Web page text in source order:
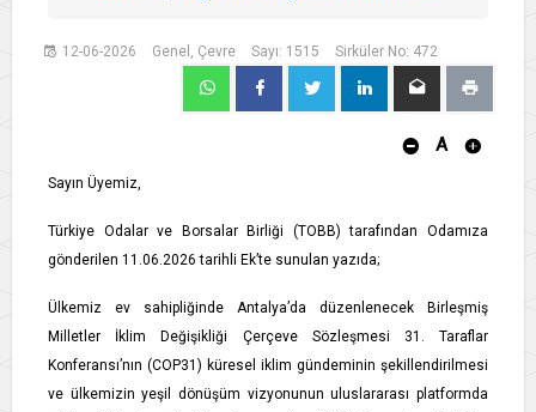
12-06-2026 Genel, Çevre Sayı: 1515 Sirküler No: 472
A
Sayın Üyemiz,
Türkiye Odalar ve Borsalar Birliği (TOBB) tarafından Odamıza
gönderilen 11.06.2026 tarihli Ek’te sunulan yazıda;
Ülkemiz ev sahipliğinde Antalya’da düzenlenecek Birleşmiş
Milletler İklim Değişikliği Çerçeve Sözleşmesi 31. Taraflar
Konferansı’nın (COP31) küresel iklim gündeminin şekillendirilmesi
ve ülkemizin yeşil dönüşüm vizyonunun uluslararası platformda